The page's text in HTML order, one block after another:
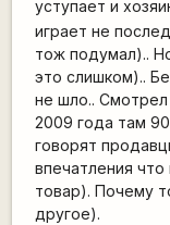
уступает и
играет не
тож подумал)..
это слишком)..
не шло..
2009 года там
говорят
впечатления
товар). Почему
другое).